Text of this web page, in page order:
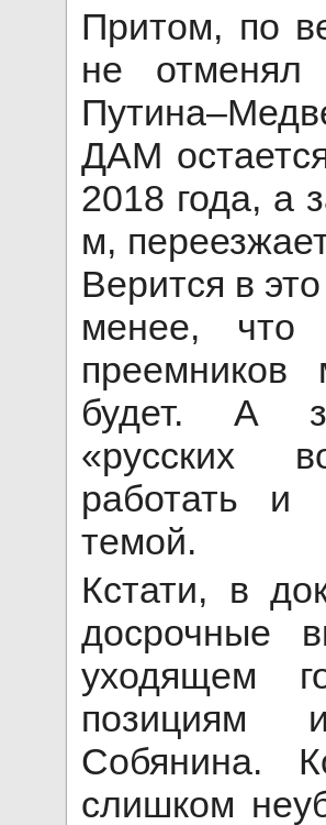
Притом, по
не
ДАМ
2018 года, а
м,
Верится в
менее, что
преемников
будет. А
«русских
работать и
темой.
Кстати, в
досрочные
уходящем
позициям
Собянина.
слишком